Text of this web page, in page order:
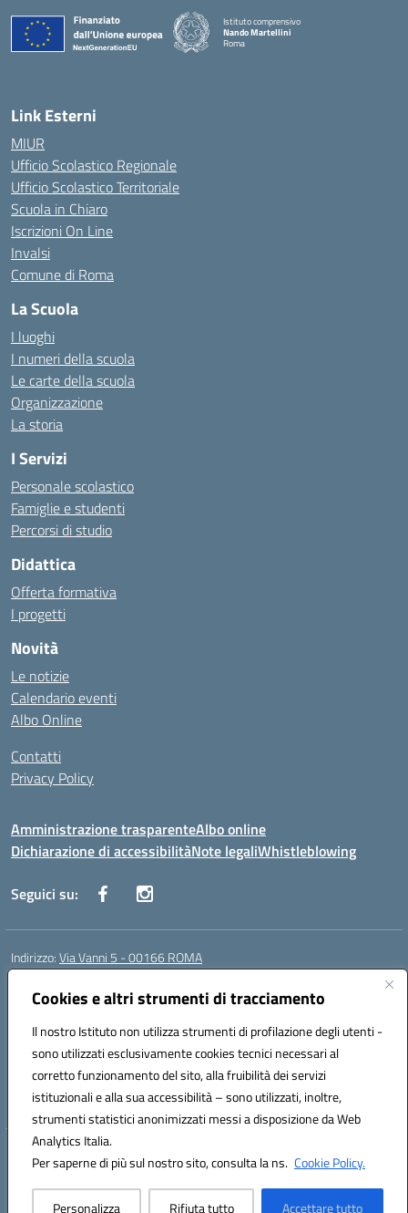
Cookies e altri strumenti di tracciamento
Il nostro Istituto non utilizza strumenti di profilazione degli utenti -
sono utilizzati esclusivamente cookies tecnici necessari al
corretto funzionamento del sito, alla fruibilità dei servizi
istituzionali e alla sua accessibilità – sono utilizzati, inoltre,
strumenti statistici anonimizzati messi a disposizione da Web
Analytics Italia.
Per saperne di più sul nostro sito, consulta la ns. Cookie Policy.
Personalizza Rifiuta tutto Accettare tutto
Istituto comprensivo
Nando Martellini
Roma
Link Esterni
MIUR
Ufficio Scolastico Regionale
Ufficio Scolastico Territoriale
Scuola in Chiaro
Iscrizioni On Line
Invalsi
Comune di Roma
La Scuola
I luoghi
I numeri della scuola
Le carte della scuola
Organizzazione
La storia
I Servizi
Personale scolastico
Famiglie e studenti
Percorsi di studio
Didattica
Offerta formativa
I progetti
Novità
Le notizie
Calendario eventi
Albo Online
Contatti
Privacy Policy
Amministrazione trasparenteAlbo online
Dichiarazione di accessibilitàNote legaliWhistleblowing
Seguici su:
Indirizzo:Via Vanni 5 - 00166 ROMA
Centralino:
Posta elettronica certificata (PEC):RMIC86500P@pec.istruzione.it
Codice fiscale: 97197050582
Codice meccanografico:RMIC86500P
Codice Indice delle Pubbliche Amministrazioni (IPA): istsc_RMIC86500P
Codice unico di fatturazione (CUF): UFSRRZ
Hosting & Powered by 3D Solution S.r.l.
Concept & Design by Designers Italia